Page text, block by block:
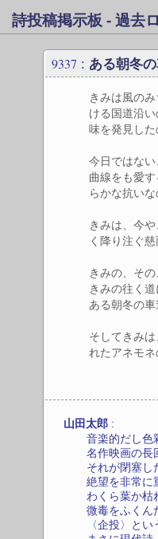
詩投稿掲示板 - 過去
9337 : ある朝冬
きみは風の
ける国道沿
味を発見した
今日ではな
曲線をも愛
らかな抗いな
きみは、今
く降り注ぐ
きみの、そ
きみの往く
ある朝冬の
そしてきみ
れたアネモ
山田太郎 :
音楽的だし色
名作映画の長
それが閉塞し
絶望を非常に
わくら葉か枯
微毒をふくん
〈企投〉と